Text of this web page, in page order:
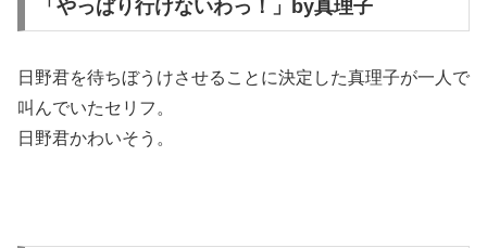
「やっぱり行けないわっ！」by真理子
日野君を待ちぼうけさせることに決定した真理子が一人で
叫んでいたセリフ。
日野君かわいそう。